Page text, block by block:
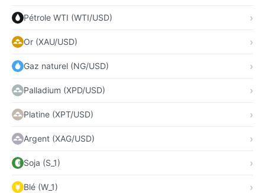
Pétrole WTI (WTI/USD)
Or (XAU/USD)
Gaz naturel (NG/USD)
Palladium (XPD/USD)
Platine (XPT/USD)
Argent (XAG/USD)
Soja (S_1)
Blé (W_1)